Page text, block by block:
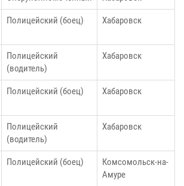
Полицейский (боец) Хабаровск
Полицейский
(водитель)
Хабаровск
Полицейский (боец) Хабаровск
Полицейский
(водитель)
Хабаровск
Полицейский (боец)
Комсомольск-на-
Амуре